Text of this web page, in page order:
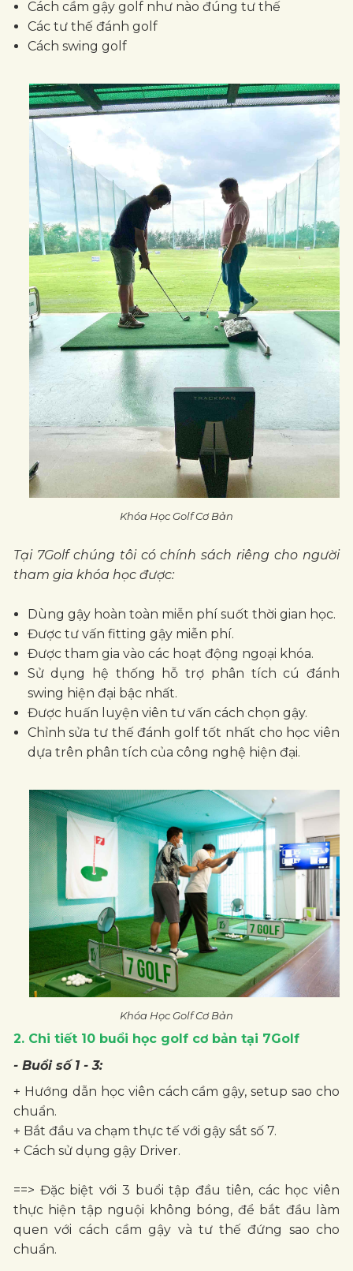
Cách cầm gậy golf như nào đúng tư thế
Các tư thế đánh golf
Cách swing golf
Khóa Học Golf Cơ Bản
Tại 7Golf chúng tôi có chính sách riêng cho người
tham gia khóa học được:
Dùng gậy hoàn toàn miễn phí suốt thời gian học.
Được tư vấn fitting gậy miễn phí.
Được tham gia vào các hoạt động ngoại khóa.
Sử dụng hệ thống hỗ trợ phân tích cú đánh
swing hiện đại bậc nhất.
Được huấn luyện viên tư vấn cách chọn gậy.
Chỉnh sửa tư thế đánh golf tốt nhất cho học viên
dựa trên phân tích của công nghệ hiện đại.
Khóa Học Golf Cơ Bản
2. Chi tiết 10 buổi học golf cơ bản tại 7Golf
- Buổi số 1 - 3:
+ Hướng dẫn học viên cách cầm gậy, setup sao cho
chuẩn.
+ Bắt đầu va chạm thực tế với gậy sắt số 7.
+ Cách sử dụng gậy Driver.
==> Đặc biệt với 3 buổi tập đầu tiên, các học viên
thực hiện tập nguội không bóng, để bắt đầu làm
quen với cách cầm gậy và tư thế đứng sao cho
chuẩn.